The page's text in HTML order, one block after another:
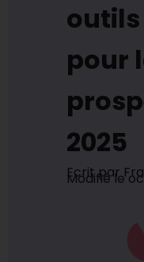
outils
pour
2025
Ecrit par
Modifié le